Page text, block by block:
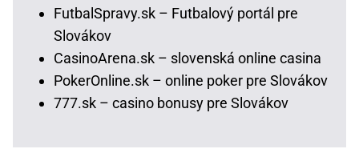
FutbalSpravy.sk – Futbalový portál pre
Slovákov
CasinoArena.sk – slovenská online casina
PokerOnline.sk – online poker pre Slovákov
777.sk – casino bonusy pre Slovákov